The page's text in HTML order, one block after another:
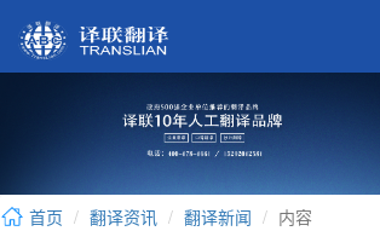
首页 翻译资讯 翻译新闻 内容